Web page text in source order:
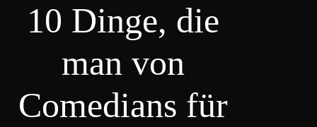
10 Dinge, die
man von
Comedians für